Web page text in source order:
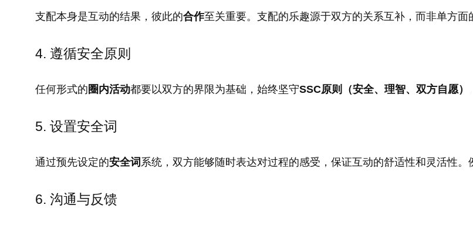
支配本身是互动的结果，彼此的合作至关重要。支配的乐趣源于双方的关系互补，而非单方面
4. 遵循安全原则
任何形式的 圈内活动都要以双方的界限为基础，始终坚守SSC原则（安全、理智、双方自愿）
5. 设置安全词
通过预先设定的安全词 系统，双方能够随时表达对过程的感受，保证互动的舒适性和灵活性。
6. 沟通与反馈